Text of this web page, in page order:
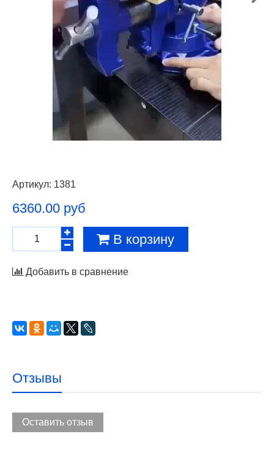
Артикул: 1381
6360.00 руб
В корзину
Добавить в сравнение
Отзывы
Оставить отзыв